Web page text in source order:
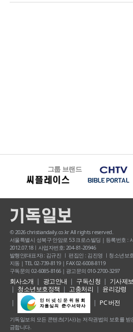
그룹 브랜드
© 2026 christiandaily.co.kr All rights reserved.
서울특별시 성북구 안암로 53 크로스빌딩 | 등록번호 :
2012.07.18ㅣ사업자번호: 204-81-20946
발행인(대표자) : 김규진 ㅣ 편집인 : 김진영 ㅣ청소년
지동 | TEL 02-739-8119 | FAX 02-6008-8119
구독문의 02-6085-8166 | 광고문의 010-2700-3297
회사소개 광고안내 구독신청 기사제보
청소년보호정책
고충처리
윤리강령
PC 버전
기독일보의 모든 콘텐츠(기사) 는 저작권법의 보호를
금합니다.